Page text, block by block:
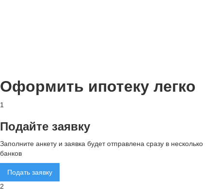
Оформить ипотеку легко
1
Подайте заявку
Заполните анкету и заявка будет отправлена сразу в несколько
банков
Подать заявку
2